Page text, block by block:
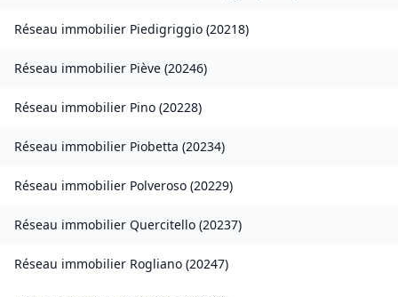
Réseau immobilier Piedigriggio (20218)
Réseau immobilier Piève (20246)
Réseau immobilier Pino (20228)
Réseau immobilier Piobetta (20234)
Réseau immobilier Polveroso (20229)
Réseau immobilier Quercitello (20237)
Réseau immobilier Rogliano (20247)